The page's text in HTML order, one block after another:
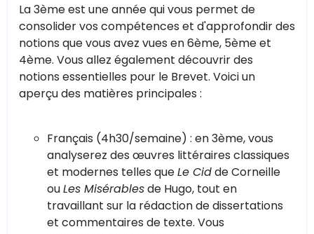
La 3ème est une année qui vous permet de
consolider vos compétences et d'approfondir des
notions que vous avez vues en 6ème, 5ème et
4ème. Vous allez également découvrir des
notions essentielles pour le Brevet. Voici un
aperçu des matières principales :
Français (4h30/semaine) : en 3ème, vous
analyserez des œuvres littéraires classiques
et modernes telles queLe Cidde Corneille
ouLes Misérablesde Hugo, tout en
travaillant sur la rédaction de dissertations
et commentaires de texte. Vous